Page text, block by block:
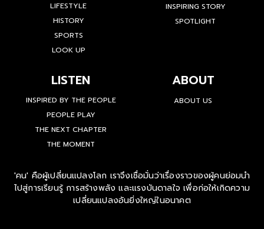
LIFESTYLE
HISTORY
SPORTS
LOOK UP
INSPIRING STORY
SPOTLIGHT
LISTEN
INSPIRED BY THE PEOPLE
PEOPLE PLAY
THE NEXT CHAPTER
THE MOMENT
ABOUT
ABOUT US
'คน' คือผู้เปลี่ยนแปลงโลก เราจึงเชื่อมั่นว่าเรื่องราวของผู้คนย่อมนำ
ไปสู่การเรียนรู้ การสร้างพลัง และแรงบันดาลใจ เพื่อก่อให้เกิดความ
เปลี่ยนแปลงอันยิ่งใหญ่ในอนาคต